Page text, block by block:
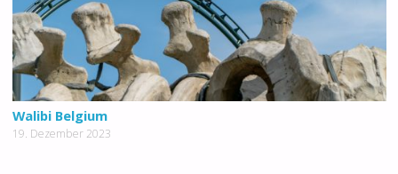
Walibi Belgium
19. Dezember 2023